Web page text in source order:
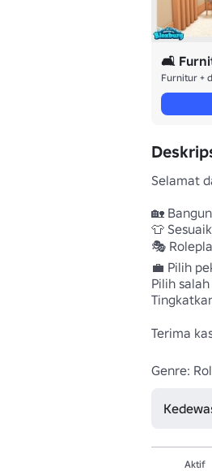
🛋️
Furnitur +
Selamat
🏡
👕
🎭
💼 Pilih
Pilih
Terima
Genre:
Aktif